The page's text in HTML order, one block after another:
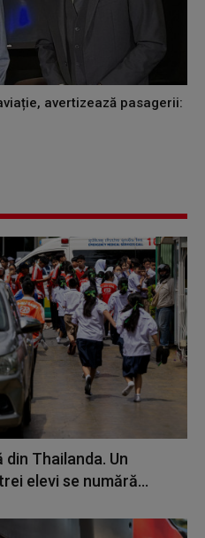
avertizează pasagerii:
Thailanda. Un
elevi se numără...